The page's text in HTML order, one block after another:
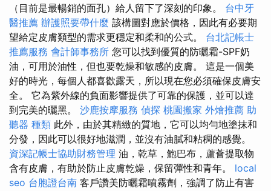
（目前是最暢銷的面孔）給人留下了深刻的印象。 台中牙
醫推薦 辦護照要帶什麼 該構圖對應於價格，因此有必要期
望給定皮膚類型的需求更穩定和柔和的公式。 台北記帳士
推薦服務 會計師事務所 您可以找到優質的防曬霜-SPF奶
油，可用於油性，但也要乾燥和敏感的皮膚。 這是一個美
好的時光，每個人都喜歡露天，所以現在您必須確保皮膚安
全。 它為紫外線的負面影響提供了可靠的保護，並可以達
到完美的曬黑。 沙鹿按摩服務 偵探 桃園搬家 外燴推薦 助
聽器 種類 此外，由於其精緻的質地，它可以均勻地塗抹和
分發，因此可以很好地滋潤，並沒有油膩和粘稠的感覺。
資深記帳士協助財務管理 油，乾草，鮑巴布，蘆薈提取物
含有皮膚，有助於防止皮膚乾燥，保留彈性和青年。 local
seo 台胞證台南 客戶讚美防曬霜噴霧劑，強調了防止有害